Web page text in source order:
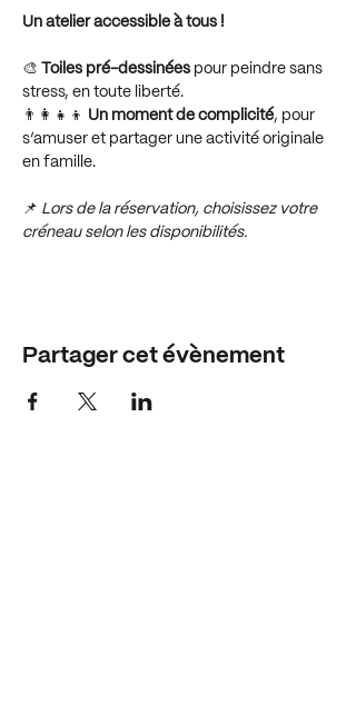
Un atelier accessible à tous !
🎨 Toiles pré-dessinées pour peindre sans
stress, en toute liberté.
👨‍👩‍👧‍👦 Un moment de complicité, pour
s’amuser et partager une activité originale
en famille.
📌 Lors de la réservation, choisissez votre
créneau selon les disponibilités.
Partager cet évènement